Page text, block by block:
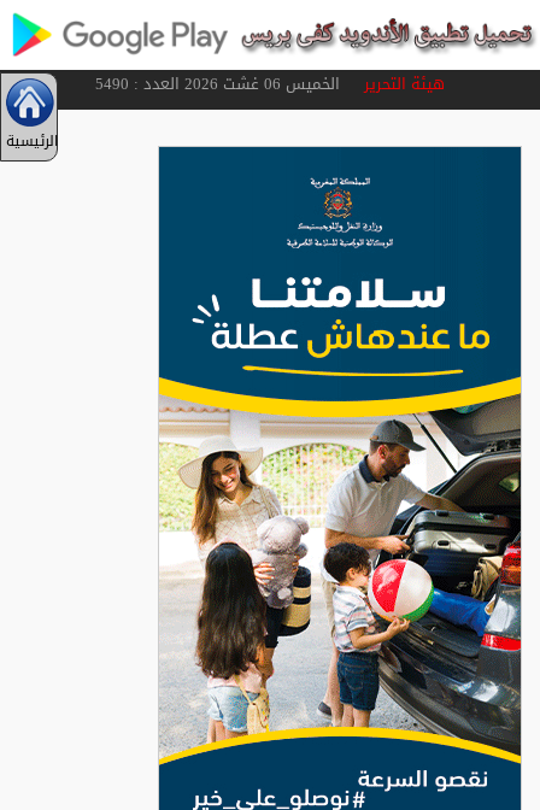
هيئة التحريرالخميس 06 غشت 2026 العدد : 5490
الرئيسية